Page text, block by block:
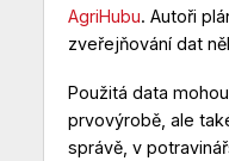
AgriHubu. Autoři
zveřejňování dat
Použitá data
prvovýrobě, ale
správě, v